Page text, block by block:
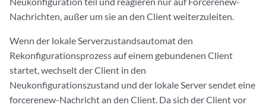
Nachrichten, außer um sie an den Client weiterzuleiten.
Wenn der lokale Serverzustandsautomat den
Rekonfigurationsprozess auf einem gebundenen Client
startet, wechselt der Client in den
Neukonfigurationszustand und der lokale Server sendet eine
forcerenew-Nachricht an den Client. Da sich der Client vor